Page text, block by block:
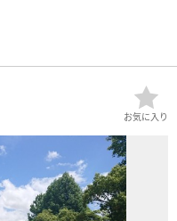
お気に入り